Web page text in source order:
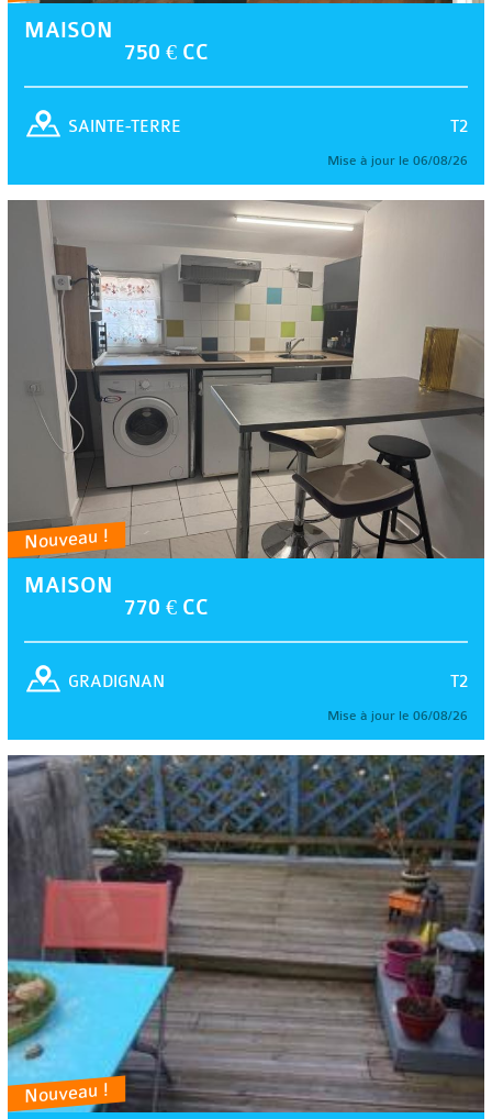
MAISON
750 € CC
T2
SAINTE-TERRE
Mise à jour le 06/08/26
Nouveau !
MAISON
770 € CC
T2
GRADIGNAN
Mise à jour le 06/08/26
Nouveau !